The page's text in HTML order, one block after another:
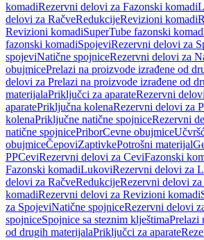
komadiRezervni delovi za Fazonski komadi
delovi za RačveRedukcijeRevizioni komadi
Revizioni komadiSuperTube fazonski
fazonski komadiSpojeviRezervni delovi za
spojeviNatične spojniceRezervni delovi za
obujmicePrelazi na proizvode izrađene od
delovi za Prelazi na proizvode izrađene od
materijalaPriključci za aparateRezervni
aparatePriključna kolenaRezervni delovi za
kolenaPriključne natične spojniceRezervni
natične spojnicePriborCevne obujmice
obujmiceČepoviZaptivkePotrošni materijal
PPCeviRezervni delovi za CeviFazonski
Fazonski komadiLukoviRezervni delovi za
delovi za RačveRedukcijeRezervni delovi
komadiRezervni delovi za Revizioni komadi
za SpojeviNatične spojniceRezervni delovi
spojniceSpojnice sa steznim klještimaPrelazi
od drugih materijalaPriključci za aparate